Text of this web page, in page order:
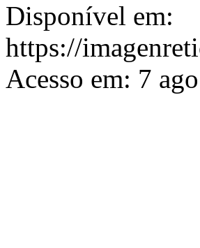
Disponível em:
https://
Acesso em: 7